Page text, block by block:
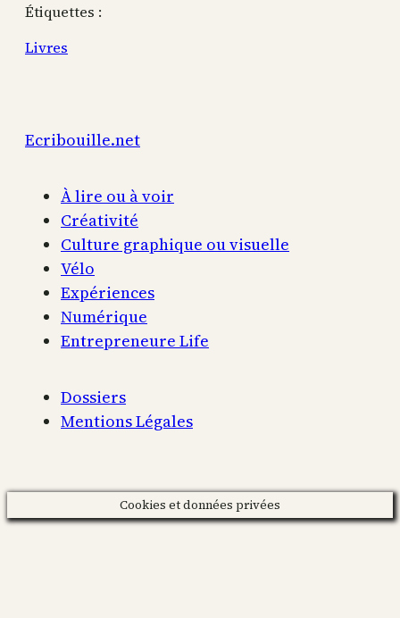
Étiquettes :
Livres
Ecribouille.net
À lire ou à voir
Créativité
Culture graphique ou visuelle
Vélo
Expériences
Numérique
Entrepreneure Life
Dossiers
Mentions Légales
Cookies et données privées